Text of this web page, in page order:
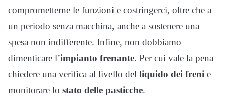
comprometterne le funzioni e costringerci, oltre che a
un periodo senza macchina, anche a sostenere una
spesa non indifferente. Infine, non dobbiamo
dimenticare l’impianto frenante. Per cui vale la pena
chiedere una verifica al livello del liquido dei freni e
monitorare lo stato delle pasticche.